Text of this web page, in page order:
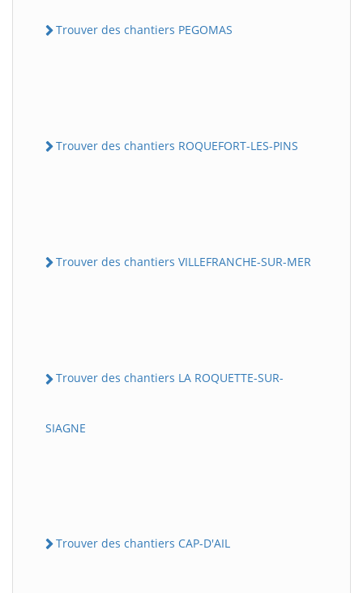
Trouver des chantiers PEGOMAS
Trouver des chantiers ROQUEFORT-LES-PINS
Trouver des chantiers VILLEFRANCHE-SUR-MER
Trouver des chantiers LA ROQUETTE-SUR-
SIAGNE
Trouver des chantiers CAP-D'AIL